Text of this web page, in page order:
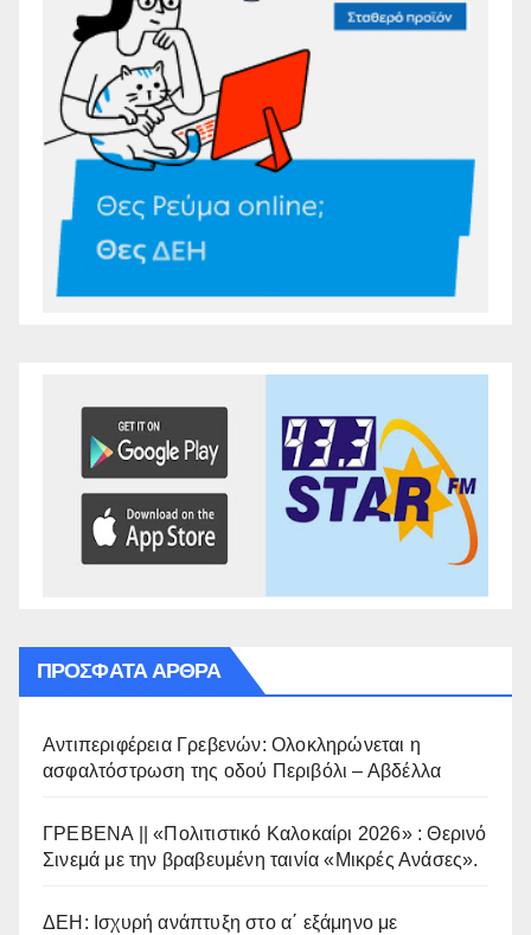
ΠΡΌΣΦΑΤΑ ΆΡΘΡΑ
Αντιπεριφέρεια Γρεβενών: Ολοκληρώνεται η
ασφαλτόστρωση της οδού Περιβόλι – Αβδέλλα
ΓΡΕΒΕΝΑ || «Πολιτιστικό Καλοκαίρι 2026» : Θερινό
Σινεμά με την βραβευμένη ταινία «Μικρές Ανάσες».
ΔΕΗ: Ισχυρή ανάπτυξη στο α΄ εξάμηνο με